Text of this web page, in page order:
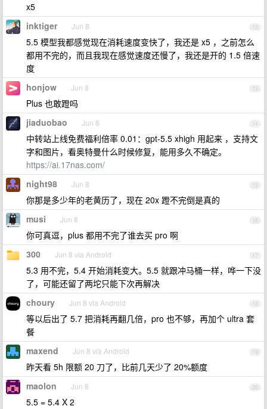
x5
12
inktiger Jun 8
5.5 模型我都感觉现在消耗速度变快了，我还是 x5 ，之前怎么
都用不完的，而且我现在感觉速度还慢了，我还是开的 1.5 倍速
度
13
honjow Jun 8
Plus 也敢蹬吗
14
jiaduobao Jun 8
中转站上线免费福利倍率 0.01：gpt-5.5 xhigh 用起来 ，支持文
字和图片，看奥特曼什么时候修复，能用多久不确定。
https://ai.17nas.com/
15
night98 Jun 8
你那是多少年的老黄历了，现在 20x 蹬不完倒是真的
16
musi Jun 8
你可真逗，plus 都用不完了谁去买 pro 啊
17
300 Jun 8 via Android
5.3 用不完，5.4 开始消耗变大。5.5 就跟冲马桶一样，哗一下没
了，可能还留了两坨只能下次再解决
18
choury Jun 8 via Android
等以后出了 5.7 把消耗再翻几倍，pro 也不够，再加个 ultra 套
餐
19
maxend Jun 8 via Android
昨天看 5h 限额 20 刀了，比前几天少了 20%额度
20
maolon Jun 8
5.5 = 5.4 X 2